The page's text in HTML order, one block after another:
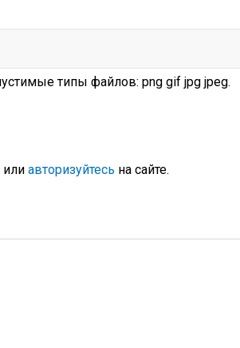
типы файлов: png gif jpg jpeg.
или авторизуйтесь на сайте.